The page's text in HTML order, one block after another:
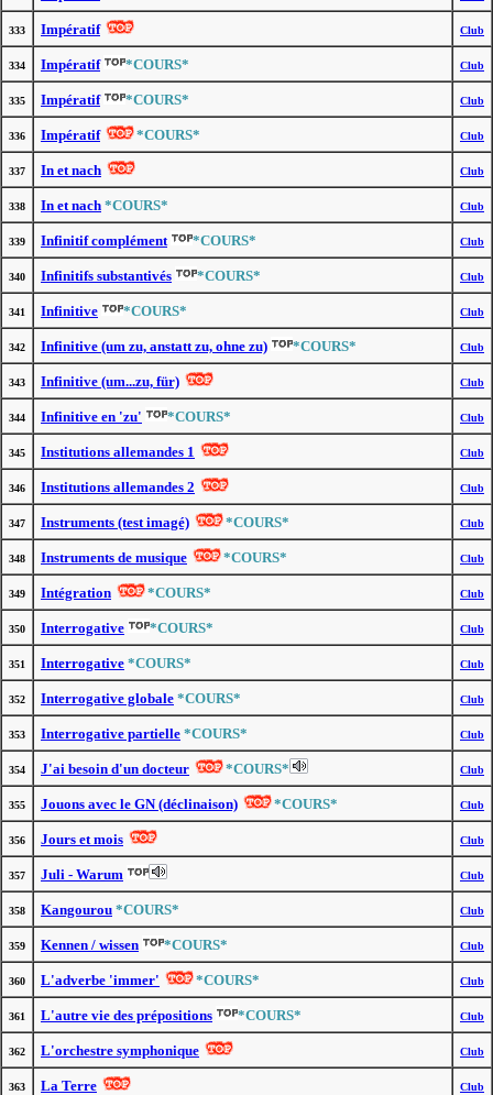
333 Impératif Club
334 Impératif *COURS* Club
335 Impératif *COURS* Club
336 Impératif *COURS* Club
337 In et nach Club
338 In et nach *COURS* Club
339 Infinitif complément *COURS* Club
340 Infinitifs substantivés *COURS* Club
341 Infinitive *COURS* Club
342 Infinitive (um zu, anstatt zu, ohne zu) *COURS* Club
343 Infinitive (um...zu, für) Club
344 Infinitive en 'zu' *COURS* Club
345 Institutions allemandes 1 Club
346 Institutions allemandes 2 Club
347 Instruments (test imagé) *COURS* Club
348 Instruments de musique *COURS* Club
349 Intégration *COURS* Club
350 Interrogative *COURS* Club
351 Interrogative *COURS* Club
352 Interrogative globale *COURS* Club
353 Interrogative partielle *COURS* Club
354 J'ai besoin d'un docteur *COURS* Club
355 Jouons avec le GN (déclinaison) *COURS* Club
356 Jours et mois Club
357 Juli - Warum Club
358 Kangourou *COURS* Club
359 Kennen / wissen *COURS* Club
360 L'adverbe 'immer' *COURS* Club
361 L'autre vie des prépositions *COURS* Club
362 L'orchestre symphonique Club
363 La Terre Club